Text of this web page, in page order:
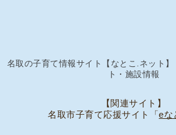
名取の子育て情報サイト【なとこ.ネット
ト・施設情報
【関連サイト】
名取市子育て応援サイト「eな